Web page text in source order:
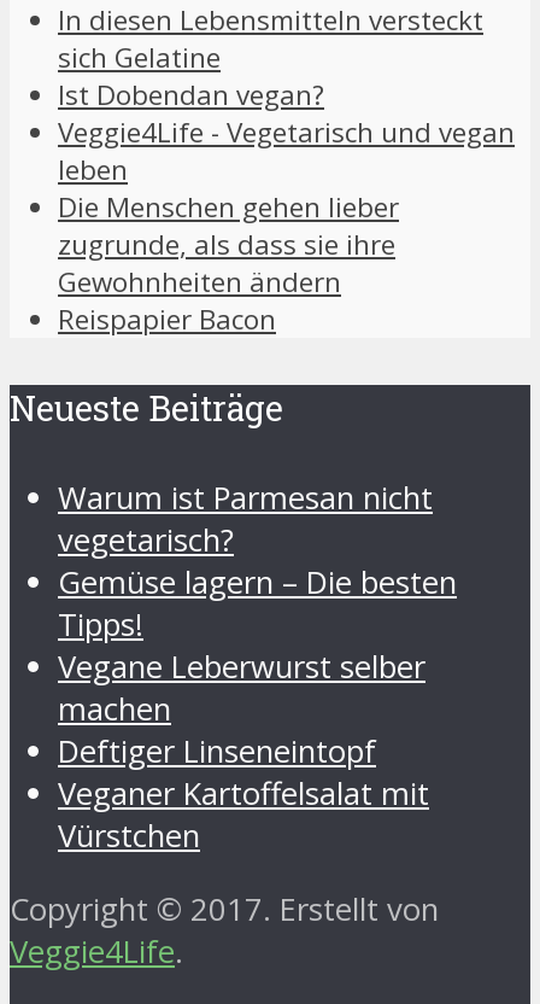
In diesen Lebensmitteln versteckt
sich Gelatine
Ist Dobendan vegan?
Veggie4Life - Vegetarisch und vegan
leben
Die Menschen gehen lieber
zugrunde, als dass sie ihre
Gewohnheiten ändern
Reispapier Bacon
Neueste Beiträge
Warum ist Parmesan nicht
vegetarisch?
Gemüse lagern – Die besten
Tipps!
Vegane Leberwurst selber
machen
Deftiger Linseneintopf
Veganer Kartoffelsalat mit
Vürstchen
Copyright © 2017. Erstellt von
Veggie4Life.